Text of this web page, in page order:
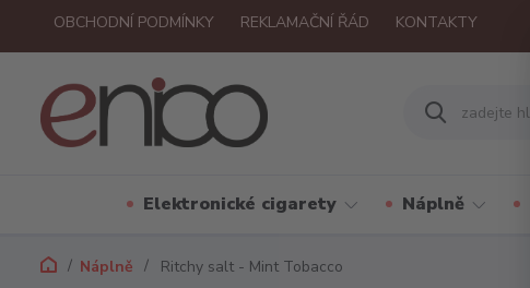
OBCHODNÍ PODMÍNKY REKLAMAČNÍ ŘÁD KONTAKTY
Elektronické cigarety Náplně
Náplně Ritchy salt - Mint Tobacco